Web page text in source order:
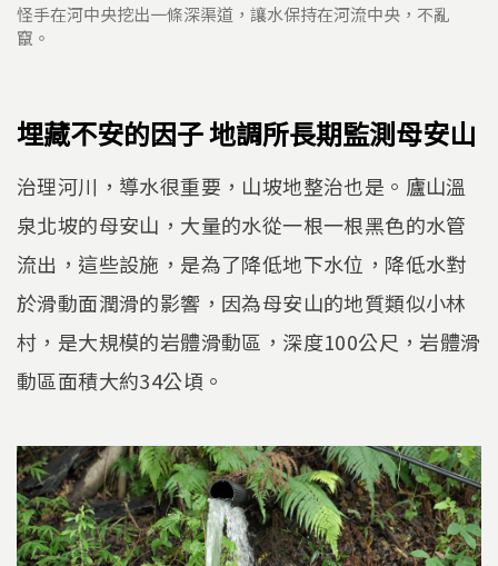
怪手在河中央挖出一條深渠道，讓水保持在河流中央，不亂
竄。
埋藏不安的因子 地調所長期監測母安山
治理河川，導水很重要，山坡地整治也是。廬山溫
泉北坡的母安山，大量的水從一根一根黑色的水管
流出，這些設施，是為了降低地下水位，降低水對
於滑動面潤滑的影響，因為母安山的地質類似小林
村，是大規模的岩體滑動區，深度100公尺，岩體滑
動區面積大約34公頃。